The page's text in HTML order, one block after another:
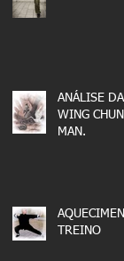
ANÁLISE
WING
MAN.
TREINO